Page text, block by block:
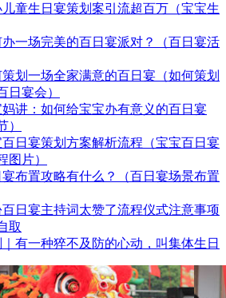
童生日宴策划案引流超百万（宝宝生
一场完美的百日宴派对？（百日宴活
划一场全家满意的百日宴（如何策划
日宴会）
妈讲：如何给宝宝办有意义的百日宴
）
日宴策划方案解析流程（宝宝百日宴
图片）
布置攻略有什么？（百日宴场景布置
日宴主持词太赞了流程仪式注意事项
取
有一种猝不及防的心动，叫集体生日